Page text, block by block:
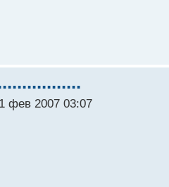
фев 2007 03:07